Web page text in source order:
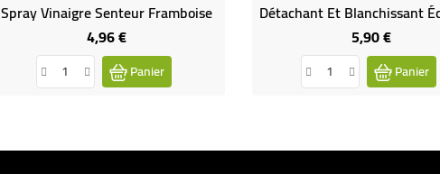
Spray Vinaigre Senteur Framboise
4,96 €Prix
Panier
5,90 €Prix
Panier